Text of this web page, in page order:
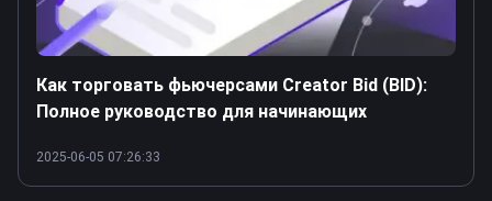
Как торговать фьючерсами Creator Bid (BID):
Полное руководство для начинающих
2025-06-05 07:26:33